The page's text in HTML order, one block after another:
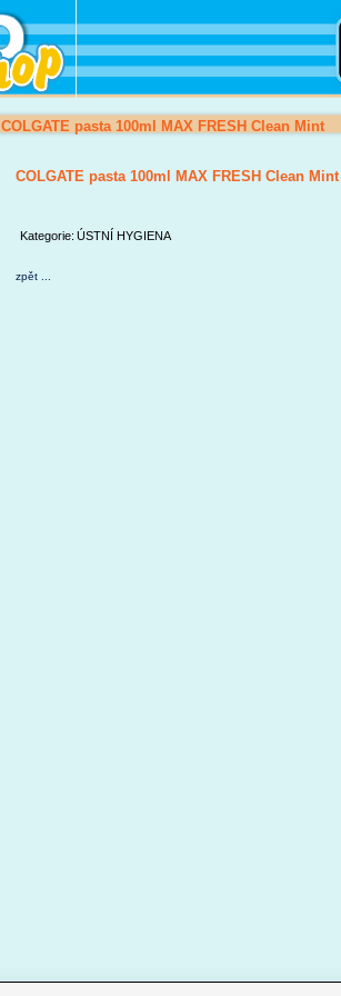
COLGATE pasta 100ml MAX FRESH Clean Mint
COLGATE pasta 100ml MAX FRESH Clean Mint
Kategorie: ÚSTNÍ HYGIENA
zpět ...